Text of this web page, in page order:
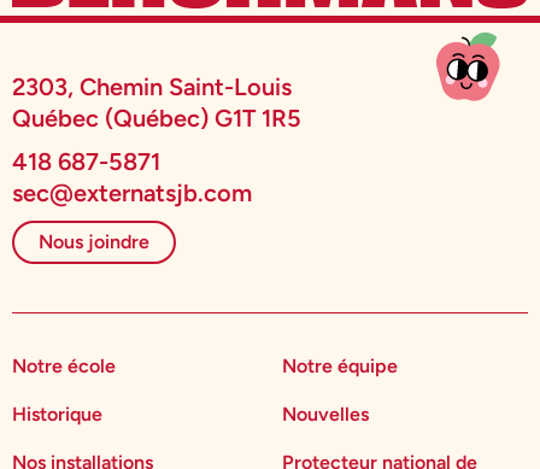
2303, Chemin Saint-Louis
Québec (Québec) G1T 1R5
418 687-5871
sec@externatsjb.com
Nous joindre
Notre école
Historique
Nos installations
Notre équipe
Nouvelles
Protecteur national de